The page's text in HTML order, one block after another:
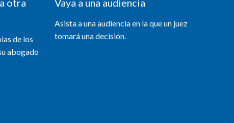
de los
abogado
Asista a una audiencia en la que un juez
tomará una decisión.